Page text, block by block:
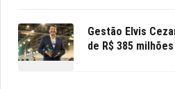
Gestão Elvis
de R$ 385